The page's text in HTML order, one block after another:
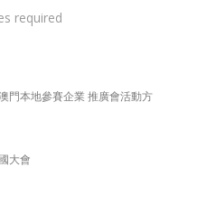
門本地參賽企業 推廣會活動方
大會
required